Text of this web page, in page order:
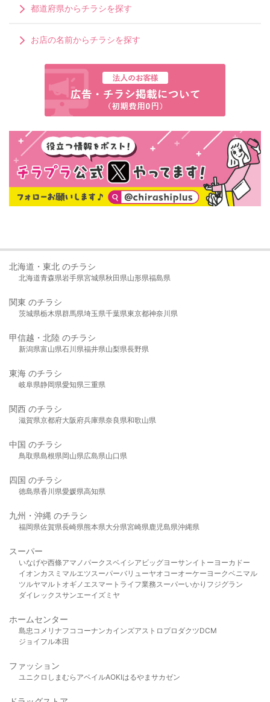
都道府県からチラシを探す
お店の名前からチラシを探す
北海道・東北 のチラシ
北海道青森県岩手県宮城県秋田県山形県福島県
関東 のチラシ
茨城県栃木県群馬県埼玉県千葉県東京都神奈川県
甲信越・北陸 のチラシ
新潟県富山県石川県福井県山梨県長野県
東海 のチラシ
岐阜県静岡県愛知県三重県
関西 のチラシ
滋賀県京都府大阪府兵庫県奈良県和歌山県
中国 のチラシ
鳥取県島根県岡山県広島県山口県
四国 のチラシ
徳島県香川県愛媛県高知県
九州・沖縄 のチラシ
福岡県佐賀県長崎県熊本県大分県宮崎県鹿児島県沖縄県
スーパー
いなげや西條アマノパークスベイシア ビッグヨーサンイトーヨーカドー
イオンカスミ マルエツスーパーバリューヤオコーオーケー ヨークベニマル
ツルヤマルト オギノ エスマート ライフ業務スーパーいかり フジグラン
ダイレックスサンエーイズミヤ
ホームセンター
島忠 コメリ ナフコ コーナンカインズアストロプロダクツDCM
ジョイフル本田
ファッション
ユニクロ しまむら アベイルAOKIはるやま サカゼン